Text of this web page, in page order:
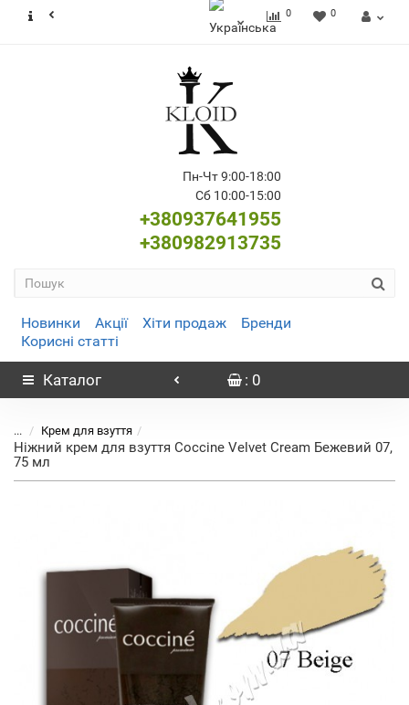
0 0
Пн-Чт 9:00-18:00
Сб 10:00-15:00
+380937641955
+380982913735
Новинки Акції Хіти продаж
Бренди
Корисні статті
Каталог : 0
... Крем для взуття
Ніжний крем для взуття Coccine Velvet Cream Бежевий 07,
75 мл